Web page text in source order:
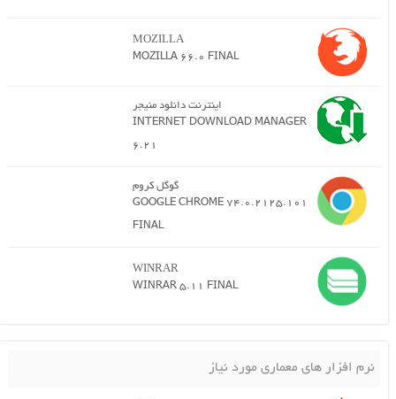
MOZILLA
MOZILLA 66.0 FINAL
اینترنت دانلود منیجر
INTERNET DOWNLOAD MANAGER
6.21
گوگل کروم
GOOGLE CHROME 74.0.2125.101
FINAL
WINRAR
WINRAR 5.11 FINAL
نرم افزار های معماری مورد نیاز